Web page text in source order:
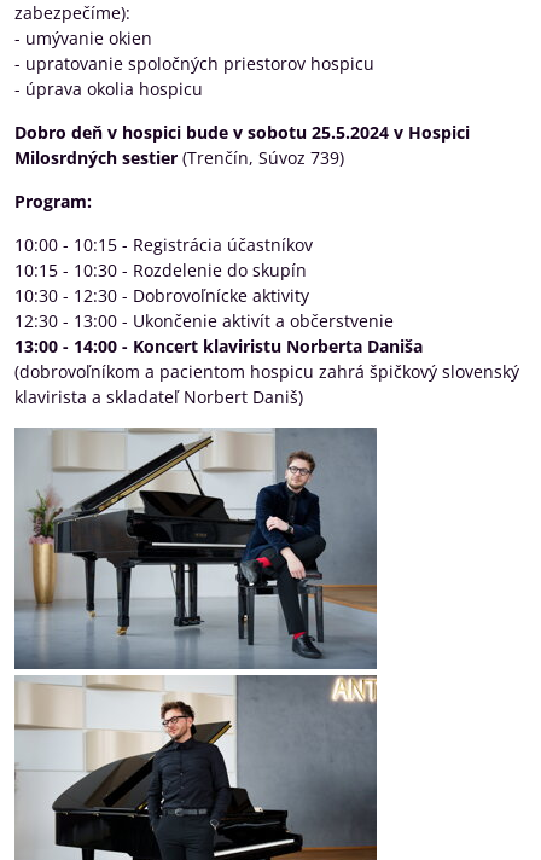
zabezpečíme):
- umývanie okien
- upratovanie spoločných priestorov hospicu
- úprava okolia hospicu
Dobro deň v hospici bude v sobotu 25.5.2024 v Hospici
Milosrdných sestier (Trenčín, Súvoz 739)
Program:
10:00 - 10:15 - Registrácia účastníkov
10:15 - 10:30 - Rozdelenie do skupín
10:30 - 12:30 - Dobrovoľnícke aktivity
12:30 - 13:00 - Ukončenie aktivít a občerstvenie
13:00 - 14:00 - Koncert klaviristu Norberta Daniša
(dobrovoľníkom a pacientom hospicu zahrá špičkový slovenský
klavirista a skladateľ Norbert Daniš)